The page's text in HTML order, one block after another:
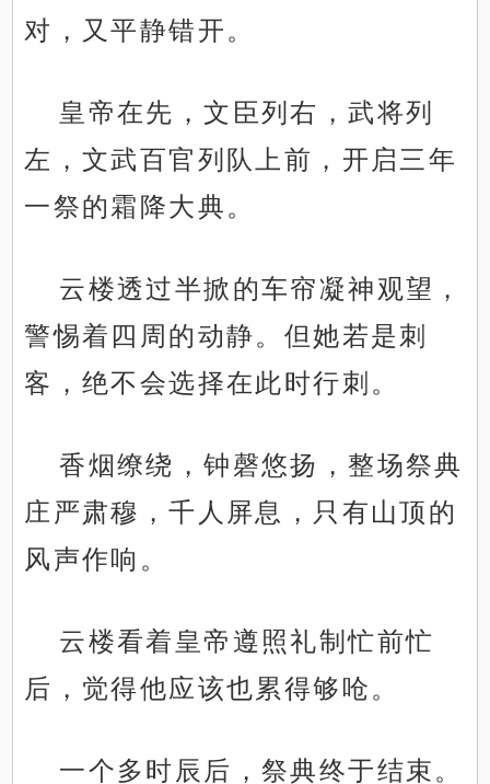
对，又平静错开。
皇帝在先，文臣列右，武将列
左，文武百官列队上前，开启三年
一祭的霜降大典。
云楼透过半掀的车帘凝神观望，
警惕着四周的动静。但她若是刺
客，绝不会选择在此时行刺。
香烟缭绕，钟磬悠扬，整场祭典
庄严肃穆，千人屏息，只有山顶的
风声作响。
云楼看着皇帝遵照礼制忙前忙
后，觉得他应该也累得够呛。
一个多时辰后，祭典终于结束。